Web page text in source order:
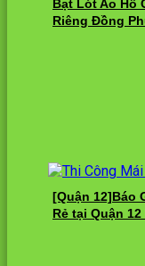
Bạt Lót Ao Hồ
Riêng Đồng
[Quận 12]Báo
Rẻ tại Quận 12